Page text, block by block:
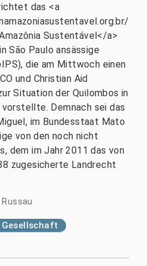
das <a
Sustentável</a>
São Paulo ansässige
die am Mittwoch einen
und Christian Aid
Situation der Quilombos in
Demnach sei das
im Bundesstaat Mato
von den noch nicht
dem im Jahr 2011 das von
zugesicherte Landrecht